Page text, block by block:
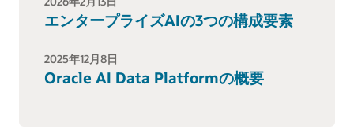
エンタープライズAIの3つの構成要素
2025年12月8日
Oracle AI Data Platformの概要